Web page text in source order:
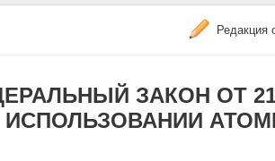
Редакция
ЗАКОН ОТ